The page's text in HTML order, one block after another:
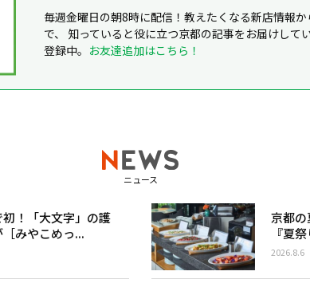
毎週金曜日の朝8時に配信！教えたくなる新店情報
で、 知っていると役に立つ京都の記事をお届けして
登録中。 お友達追加はこちら！
ニュース
！「大文字」の護
みやこめっ...
京都
『夏
2026.8.6